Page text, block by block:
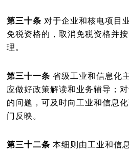
第三十条 对于企业和核电项目
免税资格的，取消免税资格并
理。
第三十一条 省级工业和信息化
应做好政策解读和业务辅导；
的问题，可及时向工业和信息
门反映。
第三十二条 本细则由工业和信